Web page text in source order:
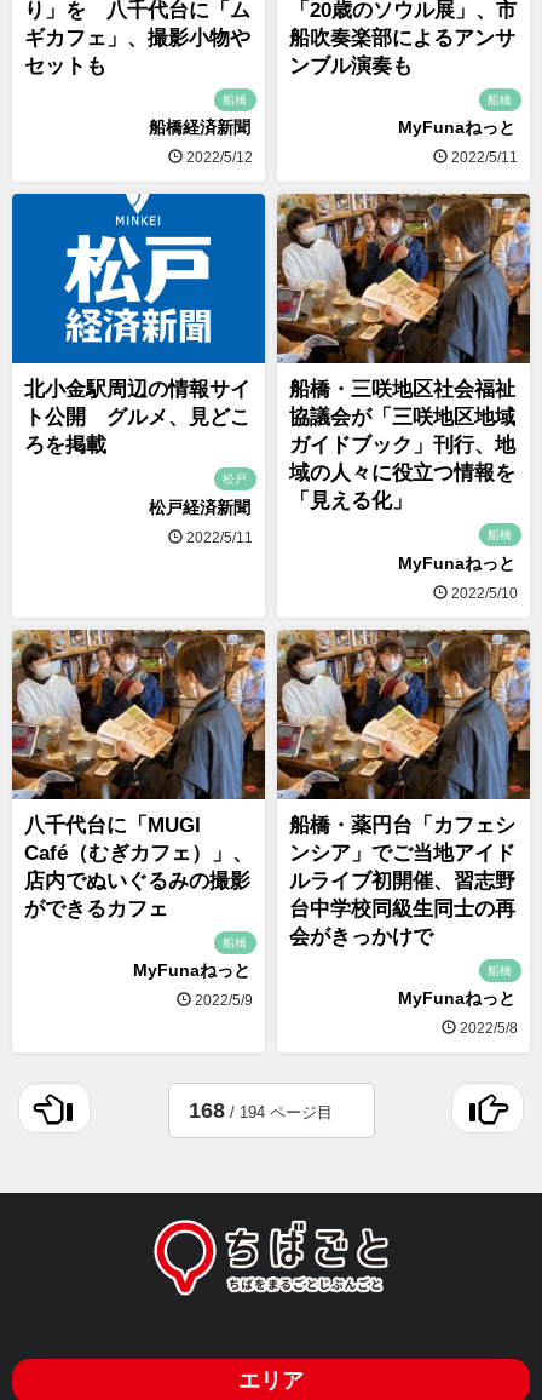
り」を 八千代台に「ム
ギカフェ」、撮影小物や
セットも
船橋
船橋経済新聞
2022/5/12
「20歳のソウル展」、市
船吹奏楽部によるアンサ
ンブル演奏も
船橋
MyFunaねっと
2022/5/11
北小金駅周辺の情報サイ
ト公開 グルメ、見どこ
ろを掲載
松戸
松戸経済新聞
2022/5/11
船橋・三咲地区社会福祉
協議会が「三咲地区地域
ガイドブック」刊行、地
域の人々に役立つ情報を
「見える化」
船橋
MyFunaねっと
2022/5/10
八千代台に「MUGI
Café（むぎカフェ）」、
店内でぬいぐるみの撮影
ができるカフェ
船橋
MyFunaねっと
2022/5/9
船橋・薬円台「カフェシ
ンシア」でご当地アイド
ルライブ初開催、習志野
台中学校同級生同士の再
会がきっかけで
船橋
MyFunaねっと
2022/5/8
168/ 194 ページ目
エリア